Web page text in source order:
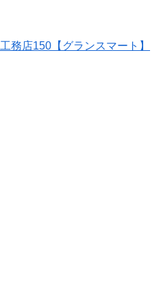
務店150【グランスマート】